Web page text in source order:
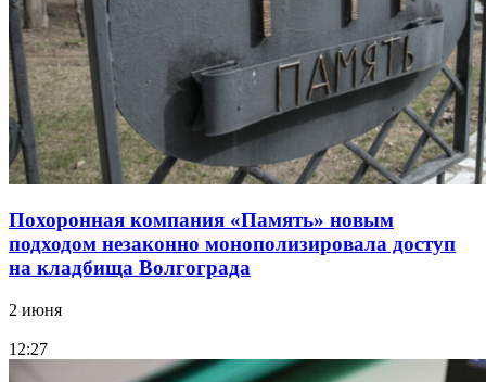
Похоронная компания «Память» новым
подходом незаконно монополизировала доступ
на кладбища Волгограда
2 июня
12:27